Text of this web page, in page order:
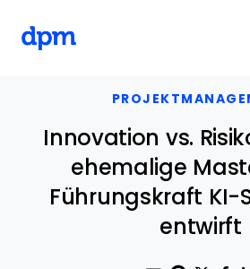
Innovation vs.
ehemalige
Führungskraft KI-
entwirft